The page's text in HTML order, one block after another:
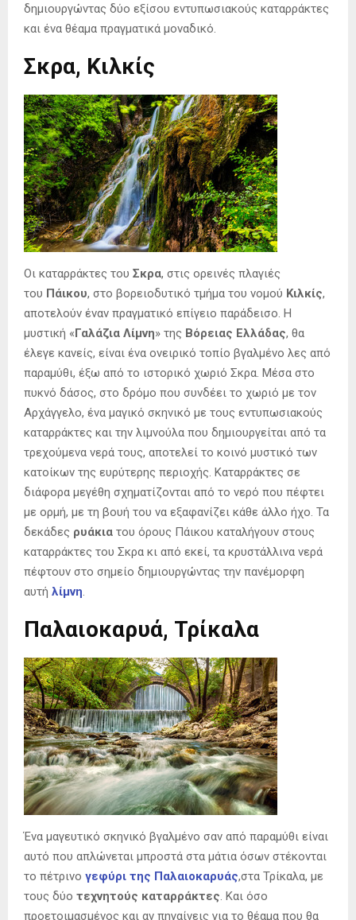
δημιουργώντας δύο εξίσου εντυπωσιακούς καταρράκτες
και ένα θέαμα πραγματικά μοναδικό.
Σκρα, Κιλκίς
Οι καταρράκτες του Σκρα, στις ορεινές πλαγιές
του Πάικου, στο βορειοδυτικό τμήμα του νομού Κιλκίς,
αποτελούν έναν πραγματικό επίγειο παράδεισο. Η
μυστική «Γαλάζια Λίμνη» της Βόρειας Ελλάδας, θα
έλεγε κανείς, είναι ένα ονειρικό τοπίο βγαλμένο λες από
παραμύθι, έξω από το ιστορικό χωριό Σκρα. Μέσα στο
πυκνό δάσος, στο δρόμο που συνδέει το χωριό με τον
Αρχάγγελο, ένα μαγικό σκηνικό με τους εντυπωσιακούς
καταρράκτες και την λιμνούλα που δημιουργείται από τα
τρεχούμενα νερά τους, αποτελεί το κοινό μυστικό των
κατοίκων της ευρύτερης περιοχής. Καταρράκτες σε
διάφορα μεγέθη σχηματίζονται από το νερό που πέφτει
με ορμή, με τη βουή του να εξαφανίζει κάθε άλλο ήχο. Τα
δεκάδες ρυάκια του όρους Πάικου καταλήγουν στους
καταρράκτες του Σκρα κι από εκεί, τα κρυστάλλινα νερά
πέφτουν στο σημείο δημιουργώντας την πανέμορφη
αυτή λίμνη.
Παλαιοκαρυά, Τρίκαλα
Ένα μαγευτικό σκηνικό βγαλμένο σαν από παραμύθι είναι
αυτό που απλώνεται μπροστά στα μάτια όσων στέκονται
το πέτρινο γεφύρι της Παλαιοκαρυάς,στα Τρίκαλα, με
τους δύο τεχνητούς καταρράκτες. Και όσο
προετοιμασμένος και αν πηγαίνεις για το θέαμα που θα